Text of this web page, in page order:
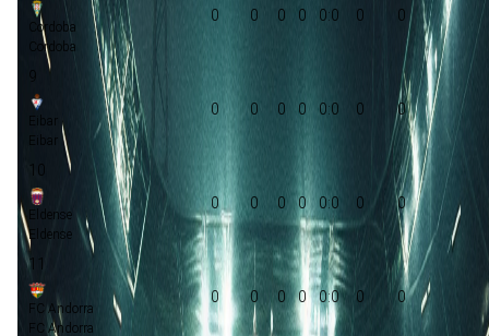
Cordoba
Cordoba
0 0 0 0 0:0 0 0
9
Eibar
Eibar
0 0 0 0 0:0 0 0
10
Eldense
Eldense
0 0 0 0 0:0 0 0
11
FC Andorra
FC Andorra
0 0 0 0 0:0 0 0